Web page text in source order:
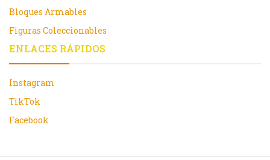
Bloques Armables
Figuras Coleccionables
ENLACES RÁPIDOS
Instagram
TikTok
Facebook